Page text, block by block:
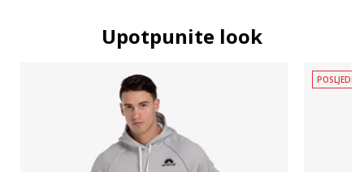
Upotpunite look